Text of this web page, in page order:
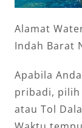
Alamat
Indah Barat
Apabila
pribadi, pilih
atau Tol